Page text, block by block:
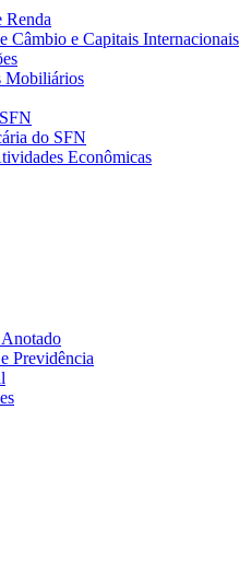
Renda
Câmbio e Capitais Internacionais
Mobiliários
do SFN
Econômicas
Previdência